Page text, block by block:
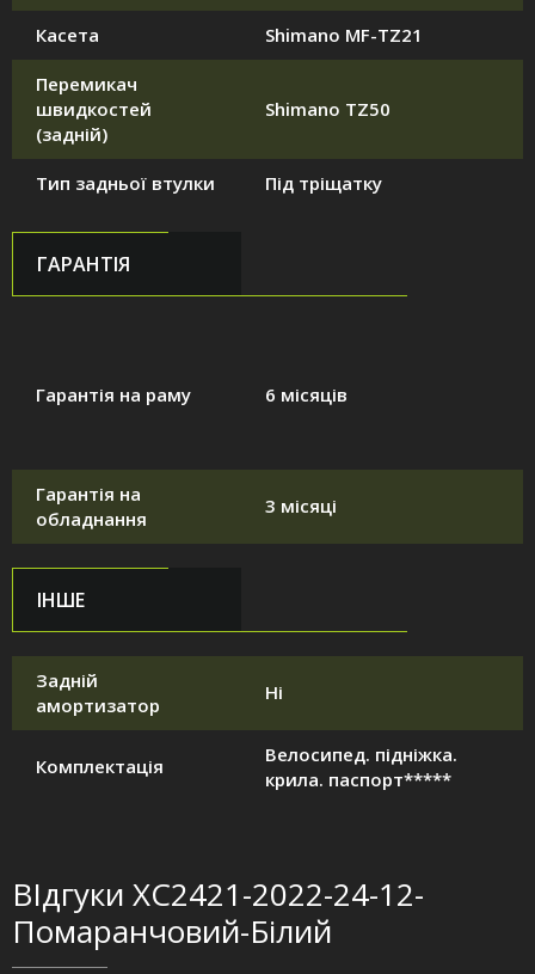
Касета Shimano MF-TZ21
Перемикач
швидкостей
(задній)
Shimano TZ50
Тип задньої втулки Під тріщатку
ГАРАНТІЯ
Гарантія на раму 6 місяців
Гарантія на
обладнання
3 місяці
ІНШЕ
Задній
амортизатор
Ні
Комплектація
Велосипед. підніжка.
крила. паспорт*****
ВІдгуки XC2421-2022-24-12-
Помаранчовий-Білий